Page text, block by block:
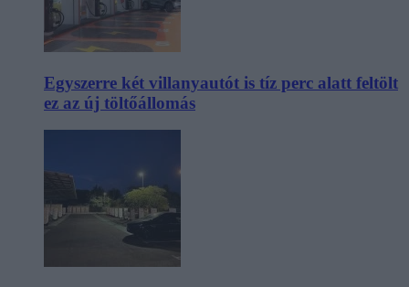
Egyszerre két villanyautót is tíz perc alatt feltölt
ez az új töltőállomás